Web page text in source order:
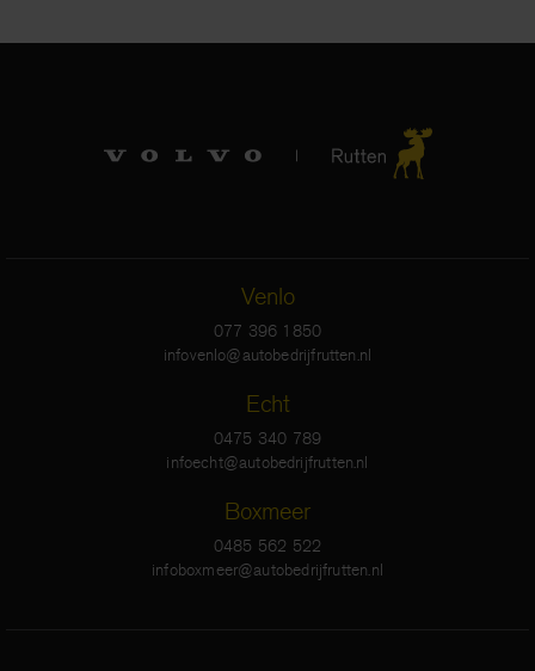
Venlo
077 396 1850
infovenlo@autobedrijfrutten.nl
Echt
0475 340 789
infoecht@autobedrijfrutten.nl
Boxmeer
0485 562 522
infoboxmeer@autobedrijfrutten.nl